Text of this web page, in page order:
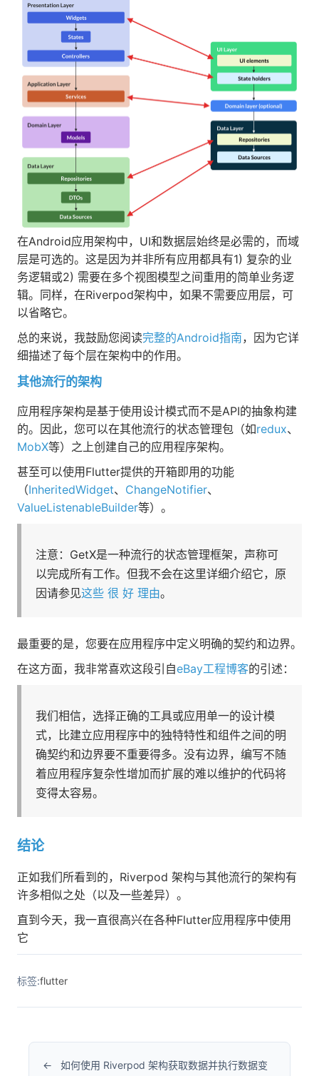
在Android应用架构中，UI和数据层始终是必需的，而域
层是可选的。这是因为并非所有应用都具有1) 复杂的业
务逻辑或2) 需要在多个视图模型之间重用的简单业务逻
辑。同样，在Riverpod架构中，如果不需要应用层，可
以省略它。
总的来说，我鼓励您阅读完整的Android指南，因为它详
细描述了每个层在架构中的作用。
其他流行的架构
应用程序架构是基于使用设计模式而不是API的抽象构建
的。因此，您可以在其他流行的状态管理包（如redux、
MobX等）之上创建自己的应用程序架构。
甚至可以使用Flutter提供的开箱即用的功能
（InheritedWidget、 ChangeNotifier、
ValueListenableBuilder等）。
注意：GetX是一种流行的状态管理框架，声称可
以完成所有工作。但我不会在这里详细介绍它，原
因请参见这些 很 好 理由。
最重要的是，您要在应用程序中定义明确的契约和边界。
在这方面，我非常喜欢这段引自eBay工程博客的引述：
我们相信，选择正确的工具或应用单一的设计模
式，比建立应用程序中的独特特性和组件之间的明
确契约和边界要不重要得多。没有边界，编写不随
着应用程序复杂性增加而扩展的难以维护的代码将
变得太容易。
结论
正如我们所看到的，Riverpod 架构与其他流行的架构有
许多相似之处（以及一些差异）。
直到今天，我一直很高兴在各种Flutter应用程序中使用
它
标签:flutter
如何使用 Riverpod 架构获取数据并执行数据变